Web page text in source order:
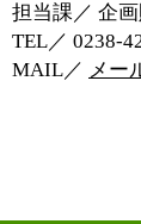
担当課／ 企
TEL／
MAIL／ メー